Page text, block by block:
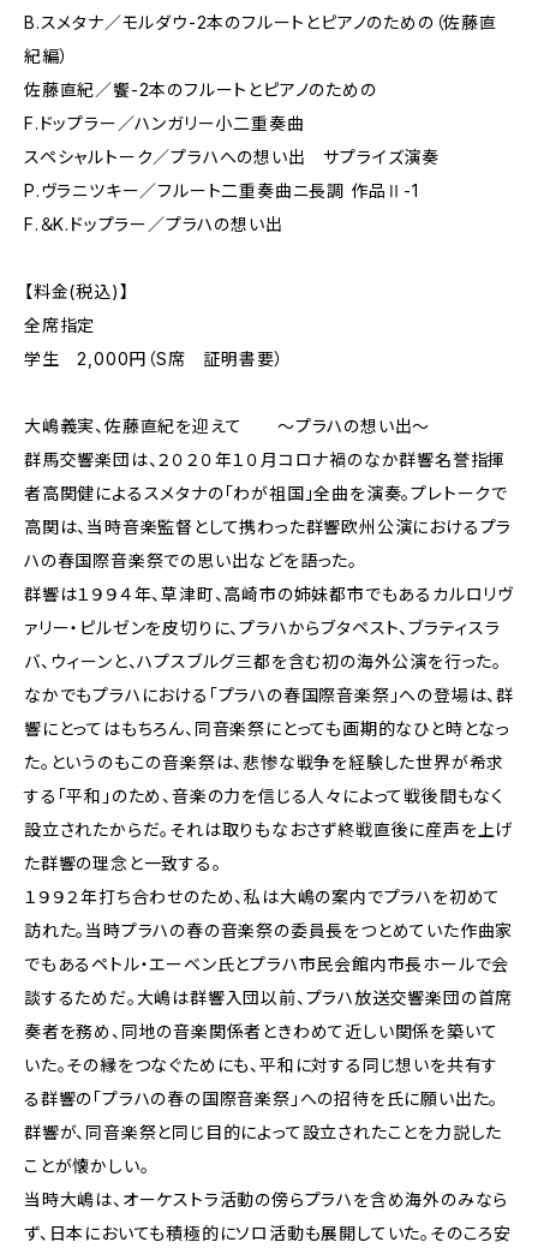
B.スメタナ／モルダウ-2本のフルートとピアノのための（佐藤直
紀編）
佐藤直紀／饗-2本のフルートとピアノのための
F.ドップラー／ハンガリー小二重奏曲
スペシャルトーク／プラハへの想い出 サプライズ演奏
P.ヴラニツキー／フルート二重奏曲ニ長調 作品Ⅱ-1
F.＆K.ドップラー／プラハの想い出
【料金(税込)】
全席指定
学生 2,000円（S席 証明書要）
大嶋義実、佐藤直紀を迎えて ～プラハの想い出～
群馬交響楽団は、２０２０年１０月コロナ禍のなか群響名誉指揮
者高関健によるスメタナの「わが祖国」全曲を演奏。プレトークで
高関は、当時音楽監督として携わった群響欧州公演におけるプラ
ハの春国際音楽祭での思い出などを語った。
群響は１９９４年、草津町、高崎市の姉妹都市でもあるカルロリヴ
ァリー・ピルゼンを皮切りに、プラハからブタペスト、ブラティスラ
バ、ウィーンと、ハプスブルグ三都を含む初の海外公演を行った。
なかでもプラハにおける「プラハの春国際音楽祭」への登場は、群
響にとってはもちろん、同音楽祭にとっても画期的なひと時となっ
た。というのもこの音楽祭は、悲惨な戦争を経験した世界が希求
する「平和」のため、音楽の力を信じる人々によって戦後間もなく
設立されたからだ。それは取りもなおさず終戦直後に産声を上げ
た群響の理念と一致する。
１９９２年打ち合わせのため、私は大嶋の案内でプラハを初めて
訪れた。当時プラハの春の音楽祭の委員長をつとめていた作曲家
でもあるペトル・エーベン氏とプラハ市民会館内市長ホールで会
談するためだ。大嶋は群響入団以前、プラハ放送交響楽団の首席
奏者を務め、同地の音楽関係者ときわめて近しい関係を築いて
いた。その縁をつなぐためにも、平和に対する同じ想いを共有す
る群響の「プラハの春の国際音楽祭」への招待を氏に願い出た。
群響が、同音楽祭と同じ目的によって設立されたことを力説した
ことが懐かしい。
当時大嶋は、オーケストラ活動の傍らプラハを含め海外のみなら
ず、日本においても積極的にソロ活動も展開していた。そのころ安